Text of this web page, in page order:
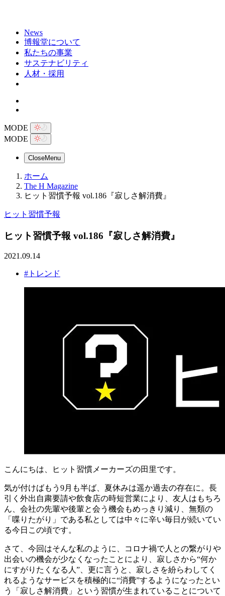
News
博報堂について
私たちの事業
サステナビリティ
人材・採用
MODE
MODE
CloseMenu
ホーム
The H Magazine
ヒット習慣予報 vol.186『寂しさ解消費』
ヒット習慣予報
ヒット習慣予報 vol.186『寂しさ解消費』
2021.09.14
#トレンド
こんにちは、ヒット習慣メーカーズの田里です。
気が付けばもう9月も半ば、夏休みは遥か過去の存在に。長
引く外出自粛要請や飲食店の時短営業により、友人はもちろ
ん、会社の先輩や後輩と会う機会もめっきり減り、無類の
「喋りたがり」である私としては中々に辛い毎日が続いてい
る今日この頃です。
さて、今回はそんな私のように、コロナ禍で人との繋がりや
出会いの機会が少なくなったことにより、寂しさから“何か
にすがりたくなる人”、更に言うと、寂しさを紛らわしてく
れるようなサービスを積極的に“消費”するようになったとい
う「寂しさ解消費」という習慣が生まれていることについて